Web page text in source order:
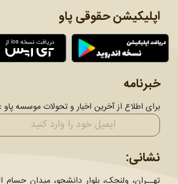
اپلیکیشن حقوقی پاو
خبرنامه
برای اطلاع از آخرین اخبار و تحولات موسسه
نشانی:
تهــران، ولنجک، بلوار دانشجو، میدان حسام